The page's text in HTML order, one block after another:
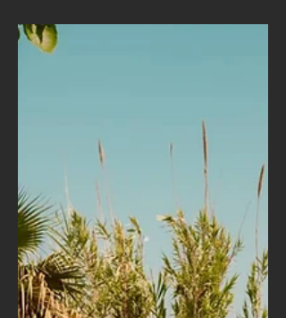
Holidays in Calabria
2025
del Sol. Abbiamo creato un'esperienza
ancora unica